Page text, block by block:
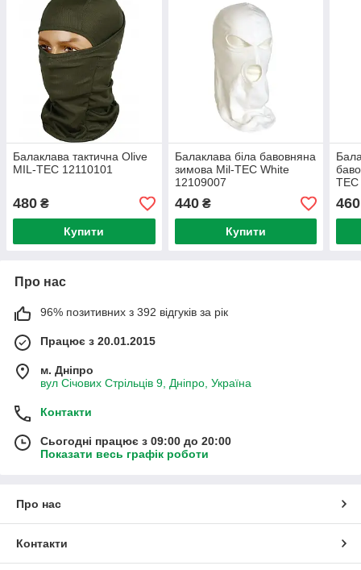
Балаклава тактична Olive
MIL-TEC 12110101
480 ₴
Купити
Балаклава біла бавовняна
зимова Mil-TEC White
12109007
440₴
Купити
460
Про нас
96% позитивних з 392 відгуків за рік
Працює з 20.01.2015
м. Дніпро
вул Січових Стрільців 9, Дніпро, Україна
Контакти
Сьогодні працює з 09:00 до 20:00
Показати весь графік роботи
Про нас
Контакти